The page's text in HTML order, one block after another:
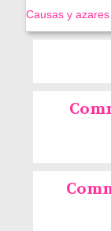
Causas y azares